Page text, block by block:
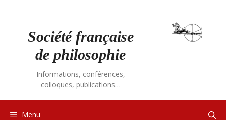
Société française
de philosophie
Informations, conférences,
colloques, publications…
Menu